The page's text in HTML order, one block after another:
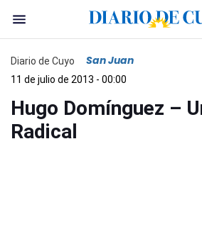
Diario de Cuyo San Juan
11 de julio de 2013 - 00:00
Hugo Domínguez –
Radical